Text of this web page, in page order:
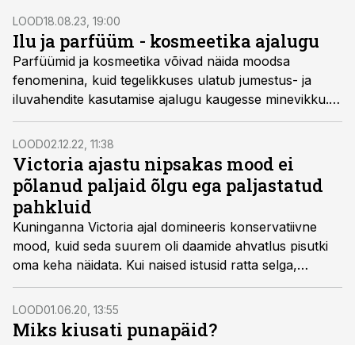
LOOD18.08.23, 19:00
Ilu ja parfüüm - kosmeetika ajalugu
Parfüümid ja kosmeetika võivad näida moodsa
fenomenina, kuid tegelikkuses ulatub jumestus- ja
iluvahendite kasutamise ajalugu kaugesse minevikku.
Isegi vanad egiptlased olid varmad end minkima.
LOOD02.12.22, 11:38
Victoria ajastu nipsakas mood ei
põlanud paljaid õlgu ega paljastatud
pahkluid
Kuninganna Victoria ajal domineeris konservatiivne
mood, kuid seda suurem oli daamide ahvatlus pisutki
oma keha näidata. Kui naised istusid ratta selga,
tõmbasid nad esimest korda jalga püksid.
LOOD01.06.20, 13:55
Miks kiusati punapäid?